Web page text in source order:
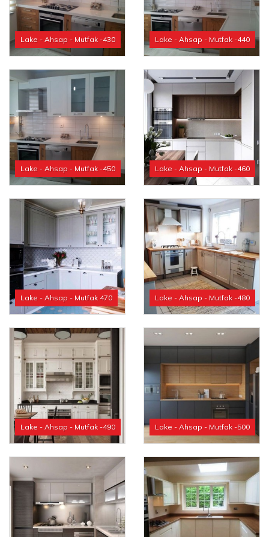
Lake - Ahsap - Mutfak -430 Lake - Ahsap - Mutfak -440
Lake - Ahsap - Mutfak -450 Lake - Ahsap - Mutfak -460
Lake - Ahsap - Mutfak 470 Lake - Ahsap - Mutfak -480
Lake - Ahsap - Mutfak -490 Lake - Ahsap - Mutfak -500